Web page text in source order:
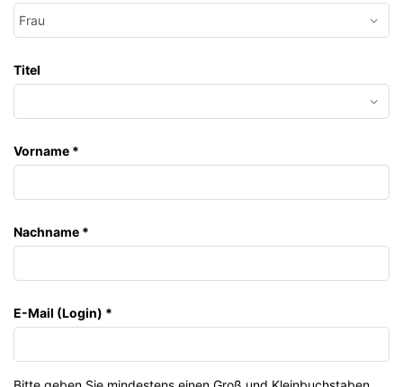
Titel
Vorname *
Nachname *
E-Mail (Login) *